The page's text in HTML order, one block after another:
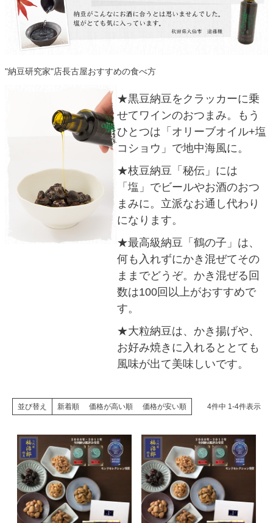
"納豆研究家"店長古屋おすすめの食べ方
★黒豆納豆をクラッカーに乗
せてワインのおつまみ。もう
ひとつは「オリーブオイル+塩
コショウ」で地中海風に。
★枝豆納豆「秘伝」には
「塩」でビールやお酒のおつ
まみに。立派なお通し代わり
になります。
★最高級納豆「鶴の子」は、
何も入れずにかき混ぜてその
ままでどうぞ。かき混ぜる回
数は100回以上がおすすめで
す。
★大粒納豆は、かき揚げや、
お好み焼きに入れるととても
風味が出て美味しいです。
並び替え 新着順 価格が高い順 価格が安い順 4件中 1-4件表示